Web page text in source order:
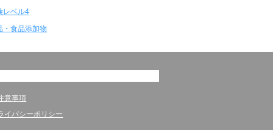
レベル4
・食品添加物
意事項
イバシーポリシー